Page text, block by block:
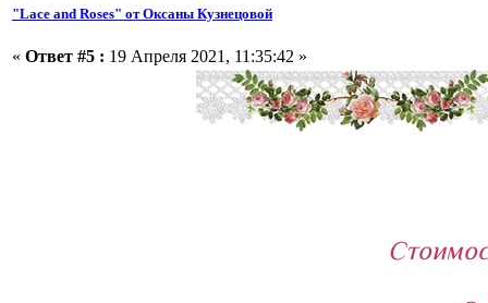
"Lace and Roses" от Оксаны Кузнецовой
« Ответ #5 : 19 Апреля 2021, 11:35:42 »